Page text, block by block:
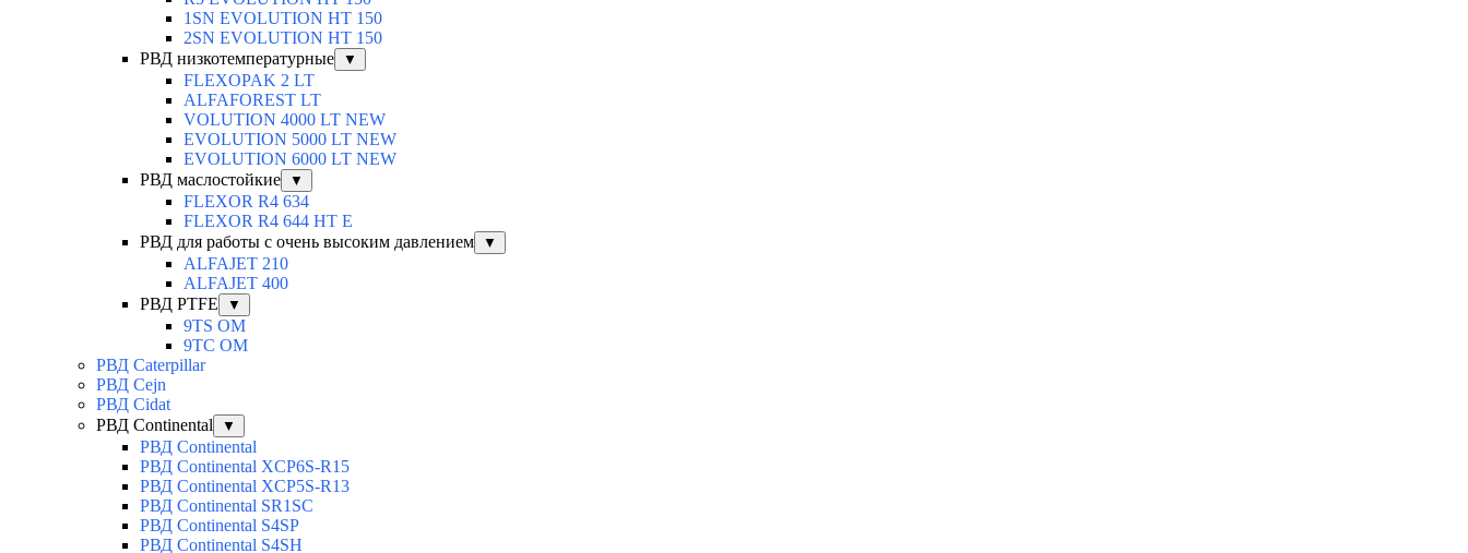
1SN EVOLUTION HT 150
2SN EVOLUTION HT 150
РВД низкотемпературные
▼
FLEXOPAK 2 LT
ALFAFOREST LT
VOLUTION 4000 LT NEW
EVOLUTION 5000 LT NEW
EVOLUTION 6000 LT NEW
РВД маслостойкие
▼
FLEXOR R4 634
FLEXOR R4 644 HT E
РВД для работы с очень высоким давлением
▼
ALFAJET 210
ALFAJET 400
РВД PTFE
▼
9TS OM
9TC OM
РВД Caterpillar
РВД Cejn
РВД Cidat
РВД Continental
▼
РВД Continental
РВД Continental XCP6S-R15
РВД Continental XCP5S-R13
РВД Continental SR1SC
РВД Continental S4SP
РВД Continental S4SH